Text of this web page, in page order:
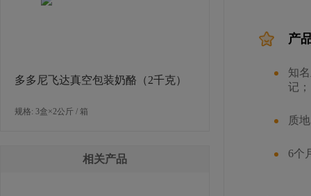
多多尼飞达真空包装奶酪（2千克）
规格: 3盒×2公斤 / 箱
相关产品
产
知
记；
质
6个